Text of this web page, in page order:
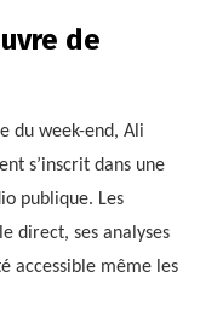
de
du week-end, Ali
s’inscrit dans une
publique. Les
direct, ses analyses
accessible même les